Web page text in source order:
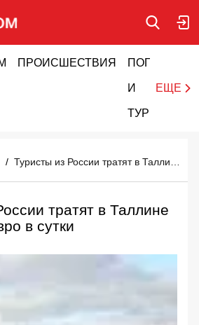
ПРОИСШЕСТВИЯ ПОГОДА
И
ТУРИЗМ
ЕЩЕ
/
тратят в Таллине
в сутки